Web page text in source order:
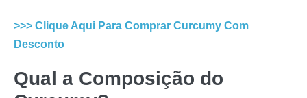
>>> Clique Aqui Para Comprar Curcumy Com
Desconto
Qual a Composição do